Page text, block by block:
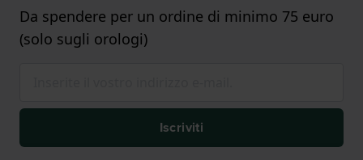
Da spendere per un ordine di minimo 75 euro
(solo sugli orologi)
Iscriviti